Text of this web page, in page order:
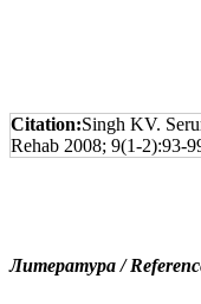
Citation:Singh KV.
Rehab 2008; 9(1-2):93-
Литература /